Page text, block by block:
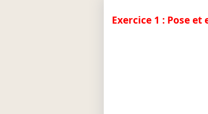
Exercice 1 : Pose